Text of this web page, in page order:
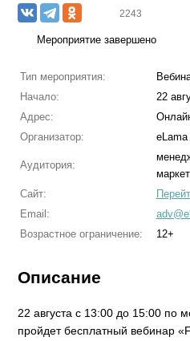
2243
Мероприятие завершено
Тип мероприятия:
Начало:
22
Адрес:
Организатор:
eLama
Аудитория:
Сайт:
Email:
Возрастное ограничение:
12+
Описание
22 августа с 13:00 до 15:00 по
пройдет бесплатный вебинар